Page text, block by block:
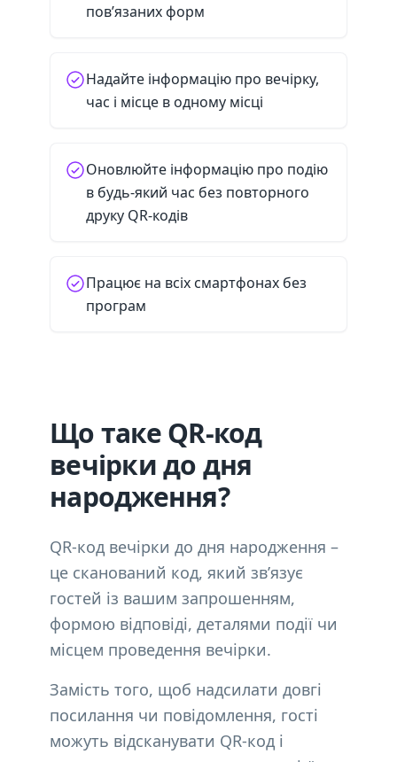
пов’язаних форм
Надайте інформацію про вечірку,
час і місце в одному місці
Оновлюйте інформацію про подію
в будь-який час без повторного
друку QR-кодів
Працює на всіх смартфонах без
програм
Що таке QR-код
вечірки до дня
народження?
QR-код вечірки до дня народження –
це сканований код, який зв’язує
гостей із вашим запрошенням,
формою відповіді, деталями події чи
місцем проведення вечірки.
Замість того, щоб надсилати довгі
посилання чи повідомлення, гості
можуть відсканувати QR-код і